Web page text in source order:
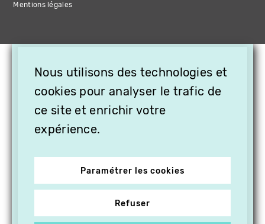
Mentions légales
Nous utilisons des technologies et
cookies pour analyser le trafic de
ce site et enrichir votre
expérience.
Paramétrer les cookies
Refuser
OFFREZ LA VIDÉO EN
CADEAU, ABONNEZ VOS
PROCHES À VITHÈQUE !